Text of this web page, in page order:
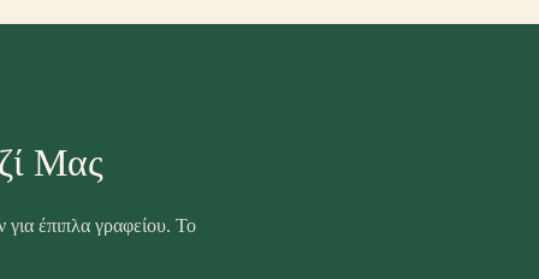
Μας
για έπιπλα γραφείου. Το